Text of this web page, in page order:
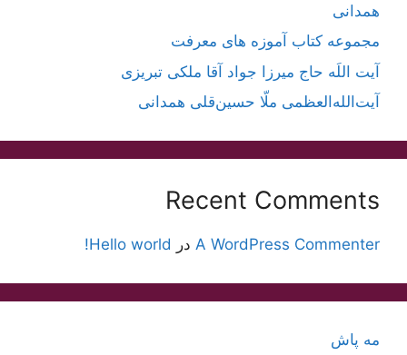
همدانی
مجموعه کتاب آموزه های معرفت
آیت اللَه حاج میرزا جواد آقا ملکی تبریزی
آیت‌الله‌العظمی ملّا حسین‌قلی همدانی
Recent Comments
A WordPress Commenter در Hello world!
مه پاش